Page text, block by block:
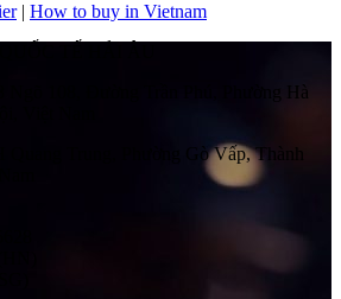
| How to buy in Vietnam
Ngõ 108, Đường Trần Phú, Phường Hà
Quang Trung, Phường Gò Vấp, Thành